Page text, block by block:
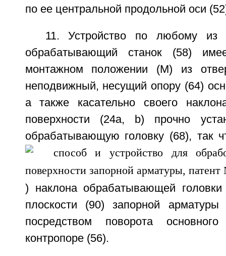
по ее центральной продольной оси
11. Устройство по любому из
обрабатывающий станок (58)
монтажном положении (М) из
неподвижный, несущий опору (64)
а также касательно своего
поверхности (24а, b) прочно
обрабатывающую головку (68), так
) наклона обрабатывающей
плоскости (90) запорной арматуры
посредством поворота
контропоре (56).